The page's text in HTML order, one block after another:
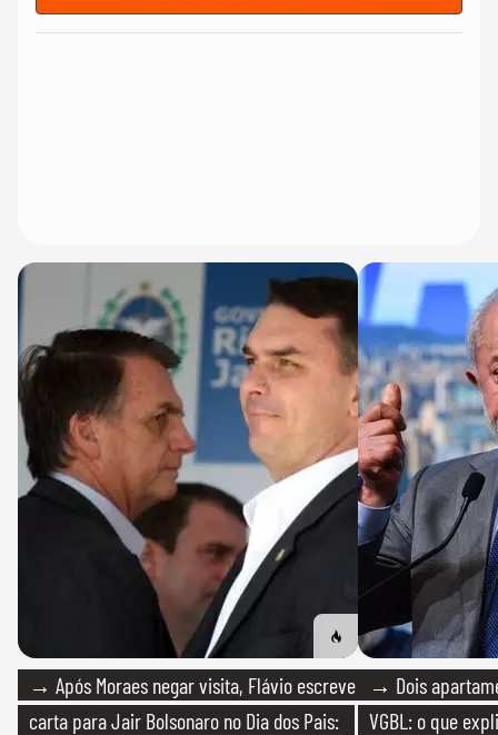
→ Após Moraes negar visita, Flávio escreve
carta para Jair Bolsonaro no Dia dos Pais:
→ Dois
VGBL: o que